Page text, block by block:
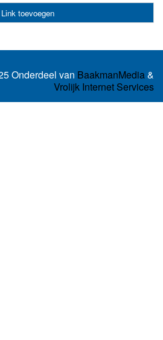
Link toevoegen
Onderdeel van BaakmanMedia&
Vrolijk Internet Services